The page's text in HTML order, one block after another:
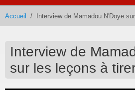
Accueil / Interview de Mamadou N'Doye
Interview de
sur les leçons à